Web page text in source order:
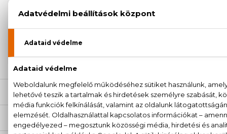
100% eredeti termékek,14 napos visszaküldési
20 779 1924
LEÍRÁS
ÉRTÉKELÉSEK (0)